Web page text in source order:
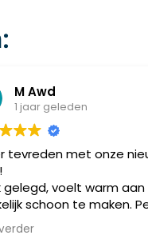
M Awd
1 jaar geleden
tevreden met onze
gelegd, voelt warm aan
schoon te maken.
van stijl en